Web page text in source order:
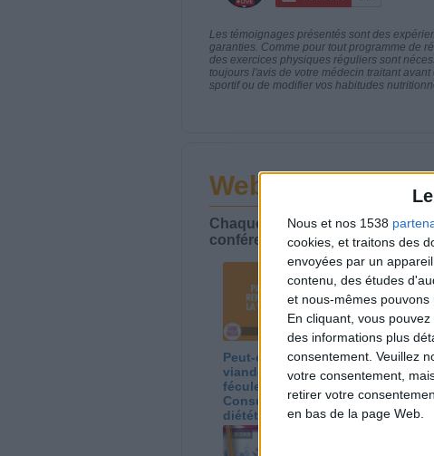
Nous et nos 1538
cookies, et traitons des
envoyées par un
contenu, des études
et nous-mêmes pouvons
En cliquant, vous
des informations plus
consentement. Veuillez
votre consentement,
retirer votre
en bas de la page Web.
Les témoignages présentés sont des
garanties. Comme pour tout programme de
des exercices physiques réguliers sont
toujours l'avis de votre médecin traitant
sportif ou de modifier vos habitudes
Webinaires en
Chaque semaine, posez vos
conférences avec Jean-Michel
Peut-on remplacer la
viande par des
féculents ?
Consultation
diététique du
05/08/2026
Le